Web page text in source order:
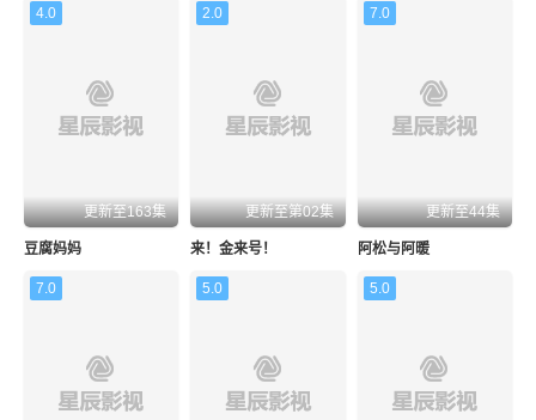
4.0
更新至163集
豆腐妈妈
2.0
更新至第02集
来！金来号！
7.0
更新至44集
阿松与阿暖
7.0 5.0 5.0